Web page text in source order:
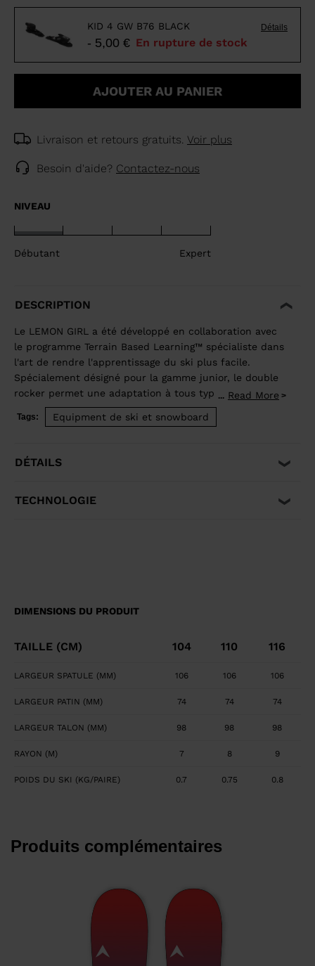
KID 4 GW B76 BLACK Détails
En rupture de stock
- 5,00 €
AJOUTER AU PANIER
Livraison et retours gratuits. Voir plus
Besoin d'aide? Contactez-nous
NIVEAU
Débutant Expert
DESCRIPTION
Le LEMON GIRL a été développé en collaboration avec
le programme Terrain Based Learning™ spécialiste dans
l'art de rendre l'apprentissage du ski plus facile.
Spécialement désigné pour la gamme junior, le double
rocker permet une adaptation à tous types de terrains
et tous types de neige pour une progression facilitée
et plus rapide ! Le LEMON GIRL se caractérise par une
pleinement aux joies de la glisse.
... Read More
Tags: Equipment de ski et snowboard
DÉTAILS
TECHNOLOGIE
DIMENSIONS DU PRODUIT
TAILLE (CM) 104 110 116
LARGEUR SPATULE (MM) 106 106 106
LARGEUR PATIN (MM) 74 74 74
LARGEUR TALON (MM) 98 98 98
RAYON (M) 7 8 9
POIDS DU SKI (KG/PAIRE) 0.7 0.75 0.8
Produits complémentaires